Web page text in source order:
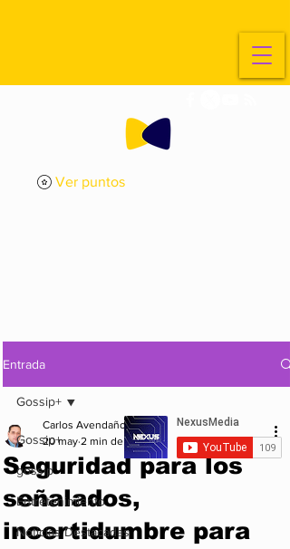
Ver puntos
Entrada
Gossip+
gossip
Entretenimiento
Noticias Destacadas
Gossip+
Seguridad para los
señalados,
incertidumbre para
Carlos Avendaño
20 may 2 min de lectura